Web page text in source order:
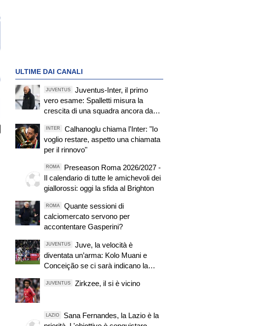
ULTIME DAI CANALI
JUVENTUS
Juventus-Inter, il primo
vero esame: Spalletti misura la
crescita di una squadra ancora da
INTER
Calhanoglu chiama l'Inter: "Io
voglio restare, aspetto una chiamata
per il rinnovo"
ROMA
Preseason Roma 2026/2027 -
Il calendario di tutte le amichevoli dei
giallorossi: oggi la sfida al Brighton
ROMA
Quante sessioni di
calciomercato servono per
accontentare Gasperini?
JUVENTUS
Juve, la velocità è
diventata un’arma: Kolo Muani e
Conceição se ci sarà indicano la
JUVENTUS Zirkzee, il si è vicino
LAZIO
Sana Fernandes, la Lazio è la